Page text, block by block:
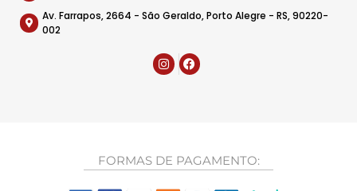
Av. Farrapos, 2664 - São Geraldo, Porto Alegre - RS, 90220-
002
FORMAS DE PAGAMENTO: